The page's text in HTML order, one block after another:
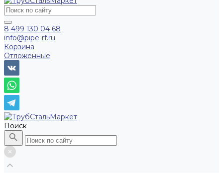
8 499 130 04 68
info@pipe-rf.ru
Корзина
Отложенные
Поиск